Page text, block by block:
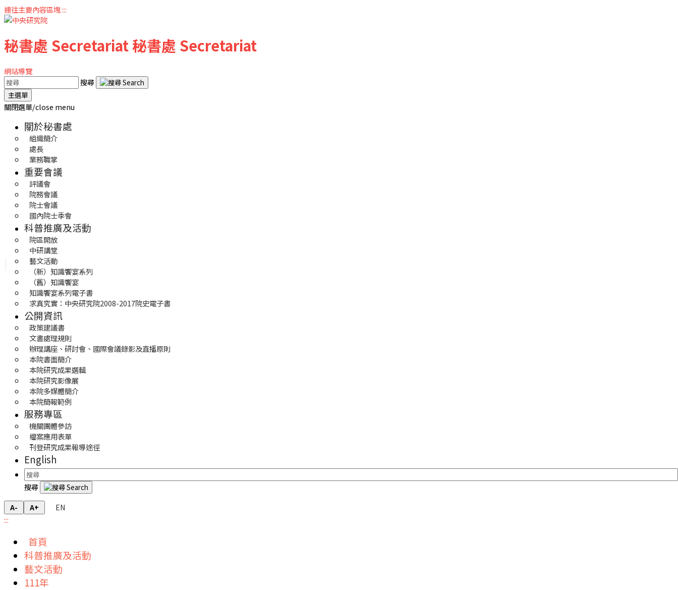
連往主要內容區塊:::
秘書處 Secretariat秘書處 Secretariat
網站導覽
搜尋
主選單
關閉選單/close menu
關於秘書處
組織簡介
處長
業務職掌
重要會議
評議會
院務會議
院士會議
國內院士季會
科普推廣及活動
院區開放
中研講堂
藝文活動
（新）知識饗宴系列
（舊）知識饗宴
知識饗宴系列電子書
求真究實：中央研究院2008-2017院史電子書
公開資訊
政策建議書
文書處理規則
辦理講座、研討會、國際會議錄影及直播原則
本院書面簡介
本院研究成果選輯
本院研究影像展
本院多媒體簡介
本院簡報範例
服務專區
機關團體參訪
檔案應用表單
刊登研究成果報導途徑
English
搜尋
A- A+
EN
:::
首頁
科普推廣及活動
藝文活動
111年